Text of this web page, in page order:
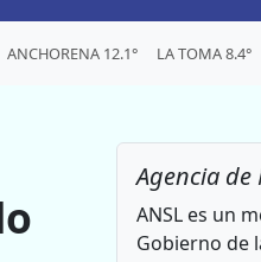
ANCHORENA 12.1° LA TOMA 8.4°
Agencia de
ANSL es un
Gobierno de